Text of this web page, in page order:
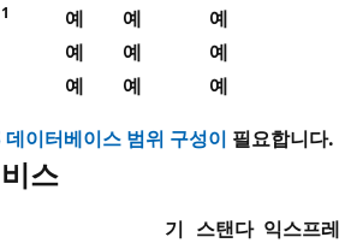
1 예 예
예
예 예
예
예 예 예
데이터베이스 범위 구성이 필요합니다.
스
기 스탠다 익스프레